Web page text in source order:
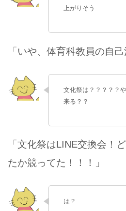
上がりそう
「いや、体育科教員の自己
文化祭は？？？？？
来る？？
「文化祭はLINE交換会！
たか競ってた！！！」
は？